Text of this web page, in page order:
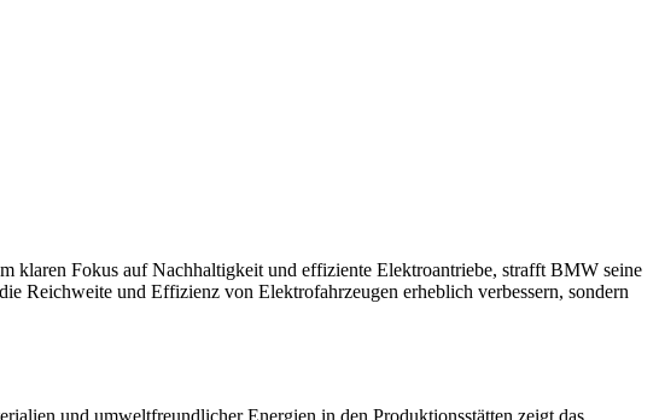
klaren Fokus auf Nachhaltigkeit und effiziente Elektroantriebe, strafft BMW seine
Reichweite und Effizienz von Elektrofahrzeugen erheblich verbessern, sondern
und umweltfreundlicher Energien in den Produktionsstätten zeigt das